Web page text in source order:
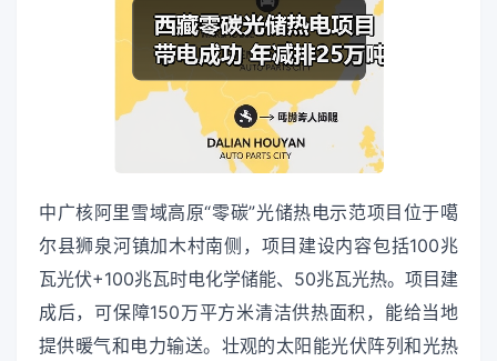
中广核阿里雪域高原“零碳”光储热电示范项目位于噶
尔县狮泉河镇加木村南侧，项目建设内容包括100兆
瓦光伏+100兆瓦时电化学储能、50兆瓦光热。项目建
成后，可保障150万平方米清洁供热面积，能给当地
提供暖气和电力输送。壮观的太阳能光伏阵列和光热